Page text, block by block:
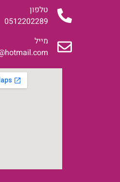
טלפון
0512202289
מייל